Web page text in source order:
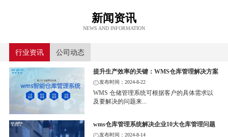
新闻资讯
NEWS AND INFORMATION
行业资讯 公司动态
提升生产效率的关键：WMS仓库管理解决方案
发布时间：2024-8-22
WMS 仓储管理系统可根据客户的具体需求以
及要解决的问题来...
wms仓库管理系统解决企业10大仓库管理问题
发布时间：2024-8-14